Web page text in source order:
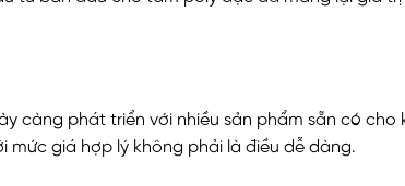
càng phát triển với nhiều sản phẩm sẵn có cho
mức giá hợp lý không phải là điều dễ dàng.